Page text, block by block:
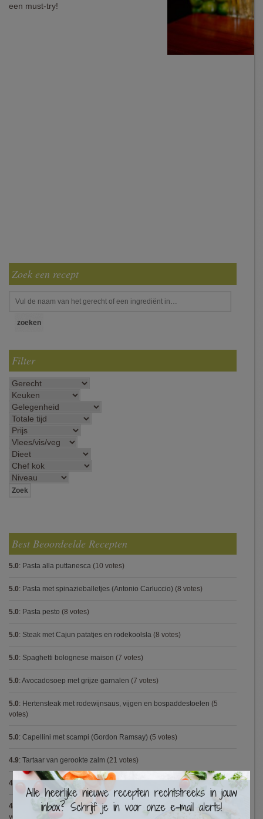
een must-try!
Zoek een recept
Filter
Best Beoordeelde Recepten
5.0: Pasta alla puttanesca (10 votes)
5.0: Pasta met spinazieballetjes (Antonio Carluccio) (8 votes)
5.0: Pasta pesto (8 votes)
5.0: Steak met Cajun patatjes en rodekoolsla (8 votes)
5.0: Spaghetti bolognese maison (7 votes)
5.0: Avocadosoep met grijze garnalen (7 votes)
5.0: Hertensteak met rodewijnsaus, vijgen en bospaddestoelen (5
votes)
5.0: Capellini met scampi (Gordon Ramsay) (5 votes)
4.9: Tartaar van gerookte zalm (21 votes)
4.9 :Gegrilde nougat met esdoornsiroop
4.9 Volkorenspaghetti in mosterdsaus met prei en spek (Colruyt)(12
votes)
×